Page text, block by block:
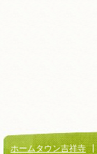
ホームタウン吉祥寺